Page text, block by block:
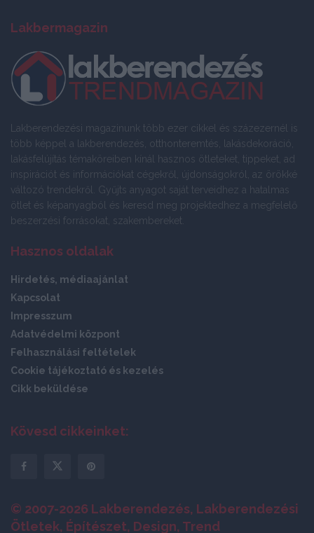
Lakbermagazin
Lakberendezési magazinunk több ezer cikkel és százezernél is
több képpel a lakberendezés, otthonteremtés, lakásdekoráció,
lakásfelújítás témaköreiben kínál hasznos ötleteket, tippeket, ad
inspirációt és információkat cégekről, újdonságokról, az örökké
változó trendekről. Gyűjts anyagot saját terveidhez a hatalmas
ötlet és képanyagból és keresd meg projektedhez a megfelelő
beszerzési forrásokat, szakembereket.
Hasznos oldalak
Hirdetés, médiaajánlat
Kapcsolat
Impresszum
Adatvédelmi központ
Felhasználási feltételek
Cookie tájékoztató és kezelés
Cikk beküldése
Kövesd cikkeinket:
© 2007-2026 Lakberendezés, Lakberendezési
Ötletek, Építészet, Design, Trend